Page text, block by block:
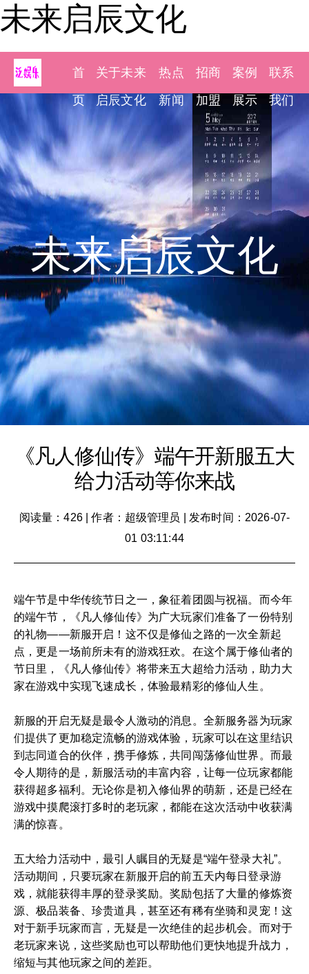
未来启辰文化
首
页
关于未来
启辰文化
热点
新闻
招商
加盟
案例
展示
联系
我们
未来启辰文化
《凡人修仙传》端午开新服五大
给力活动等你来战
阅读量：426|作者：超级管理员
发布时间：2026-07-
01 03:11:44
端午节是中华传统节日之一，象征着团圆与祝福。而今年
的端午节，《凡人修仙传》为广大玩家们准备了一份特别
的礼物——新服开启！这不仅是修仙之路的一次全新起
点，更是一场前所未有的游戏狂欢。在这个属于修仙者的
节日里，《凡人修仙传》将带来五大超给力活动，助力大
家在游戏中实现飞速成长，体验最精彩的修仙人生。
新服的开启无疑是最令人激动的消息。全新服务器为玩家
们提供了更加稳定流畅的游戏体验，玩家可以在这里结识
到志同道合的伙伴，携手修炼，共同闯荡修仙世界。而最
令人期待的是，新服活动的丰富内容，让每一位玩家都能
获得超多福利。无论你是初入修仙界的萌新，还是已经在
游戏中摸爬滚打多时的老玩家，都能在这次活动中收获满
满的惊喜。
五大给力活动中，最引人瞩目的无疑是“端午登录大礼”。
活动期间，只要玩家在新服开启的前五天内每日登录游
戏，就能获得丰厚的登录奖励。奖励包括了大量的修炼资
源、极品装备、珍贵道具，甚至还有稀有坐骑和灵宠！这
对于新手玩家而言，无疑是一次绝佳的起步机会。而对于
老玩家来说，这些奖励也可以帮助他们更快地提升战力，
缩短与其他玩家之间的差距。